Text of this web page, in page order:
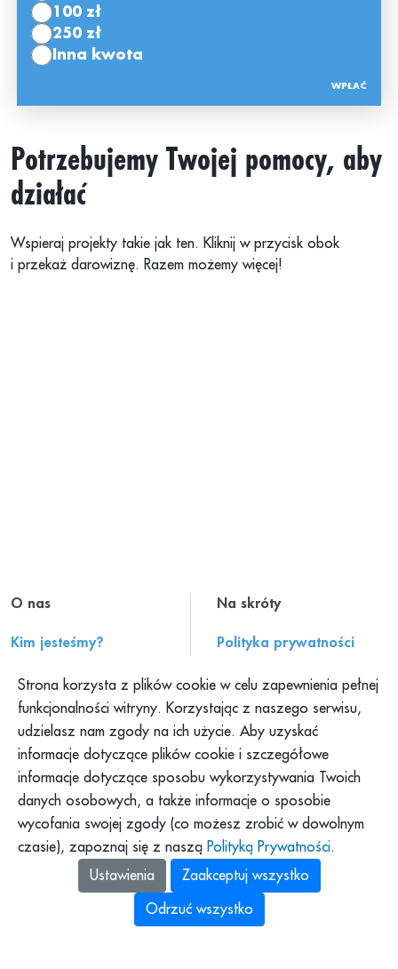
Potrzebujemy Twojej pomocy, aby
działać
Wspieraj projekty takie jak ten. Kliknij w przycisk obok
i przekaż darowiznę. Razem możemy więcej!
100 zł
250 zł
Inna kwota
O nas
Kim jesteśmy?
Konteksty PAH
Klub PAH
Program Pajacyk
Platforma DOM
Platforma Pomagamy
Zbiórki Siepomaga
Na skróty
Polityka prywatności
Składanie skarg
Dokumenty
Praca w PAH
Dla mediów
Podkast PAH: „Tolerancja
to za mało”
Strona korzysta z plików cookie w celu zapewnienia pełnej
funkcjonalności witryny. Korzystając z naszego serwisu,
udzielasz nam zgody na ich użycie. Aby uzyskać
informacje dotyczące plików cookie i szczegółowe
informacje dotyczące sposobu wykorzystywania Twoich
danych osobowych, a także informacje o sposobie
wycofania swojej zgody (co możesz zrobić w dowolnym
czasie), zapoznaj się z naszą Polityką Prywatności.
Ustawienia
Zaakceptuj wszystko
Odrzuć wszystko